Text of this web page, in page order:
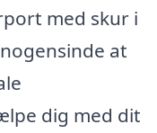
med skur i
at
dig med dit